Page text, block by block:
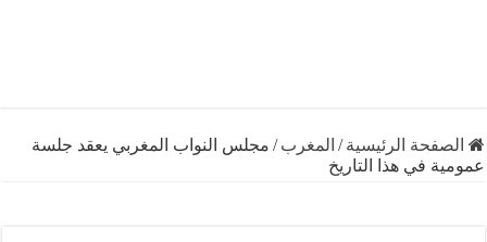
الرئيسية /المغرب/مجلس النواب المغربي يعقد جلسة
في هذا التاريخ